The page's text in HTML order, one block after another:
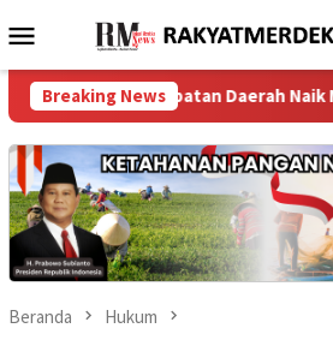
ke
Menu
Mobile
Breaking News
Daerah Naik Miliaran Rupiah
Beranda Hukum